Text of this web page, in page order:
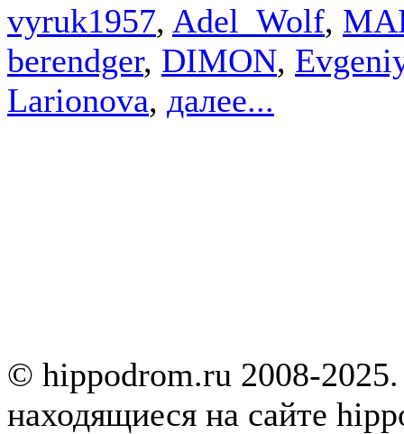
vyruk1957, Adel_Wolf,
berendger, DIMON,
Larionova, далее...
© hippodrom.ru 2008-
находящиеся на сайте